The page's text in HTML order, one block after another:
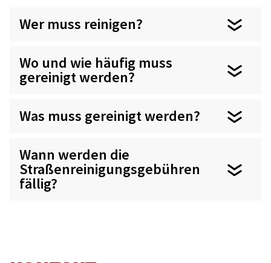
Wer muss reinigen?
Wo und wie häufig muss
gereinigt werden?
Was muss gereinigt werden?
Wann werden die
Straßenreinigungsgebühren
fällig?